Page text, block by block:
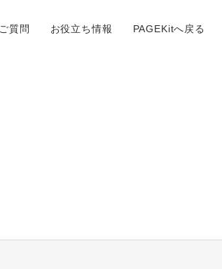
質問 お役立ち情報 PAGEKitへ戻る